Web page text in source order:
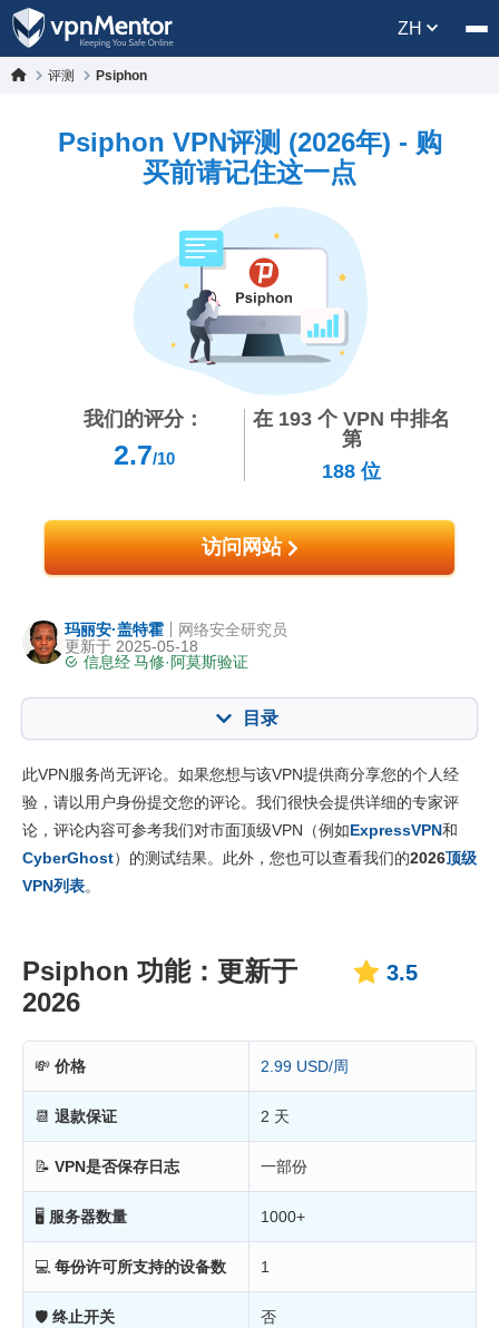
ZH
评测 Psiphon
Psiphon VPN评测 (2026年) - 购
买前请记住这一点
我们的评分：
2.7/10
在 193 个 VPN 中排名
第
188位
访问网站
玛丽安·盖特霍
更新于 2025-05-18
信息经马修·阿莫斯验证
网络安全研究员
目录
核心功能 3.5
安装与应用程序 7.0
定价
此VPN服务尚无评论。如果您想与该VPN提供商分享您的个人经
验，请以用户身份提交您的评论。我们很快会提供详细的专家评
论，评论内容可参考我们对市面顶级VPN（例如ExpressVPN和
CyberGhost）的测试结果。此外，您也可以查看我们的2026顶级
VPN列表。
Psiphon 功能：更新于
2026
3.5
💸 价格 2.99 USD/周
📆 退款保证 2 天
📝 VPN是否保存日志 一部份
🖥 服务器数量 1000+
💻 每份许可所支持的设备数 1
🛡 终止开关 否